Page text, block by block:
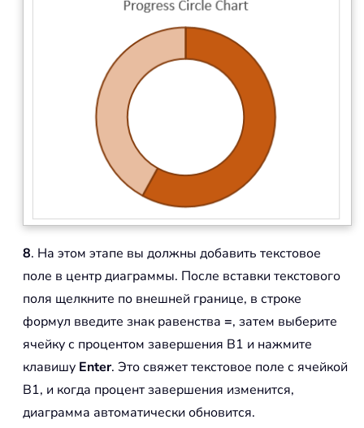
8. На этом этапе вы должны добавить текстовое
поле в центр диаграммы. После вставки текстового
поля щелкните по внешней границе, в строке
формул введите знак равенства =, затем выберите
ячейку с процентом завершения B1 и нажмите
клавишу Enter. Это свяжет текстовое поле с ячейкой
B1, и когда процент завершения изменится,
диаграмма автоматически обновится.